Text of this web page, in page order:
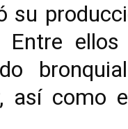
su
ellos
así como